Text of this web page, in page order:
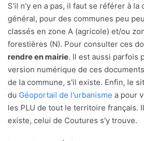
S'il n'y en a pas, il faut se référer à la
général, pour des communes peu
classés en zone A (agricole) et/ou
forestières (N). Pour consulter ces
rendre en mairie. Il est aussi parfois
version numérique de ces
de la commune, s'il existe. Enfin, le
du Géoportail de l'urbanisme a pour
les PLU de tout le territoire français.
existe, celui de Coutures s'y trouve.